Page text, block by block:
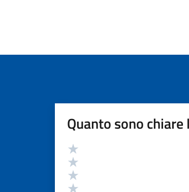
Quanto sono
Valutazione